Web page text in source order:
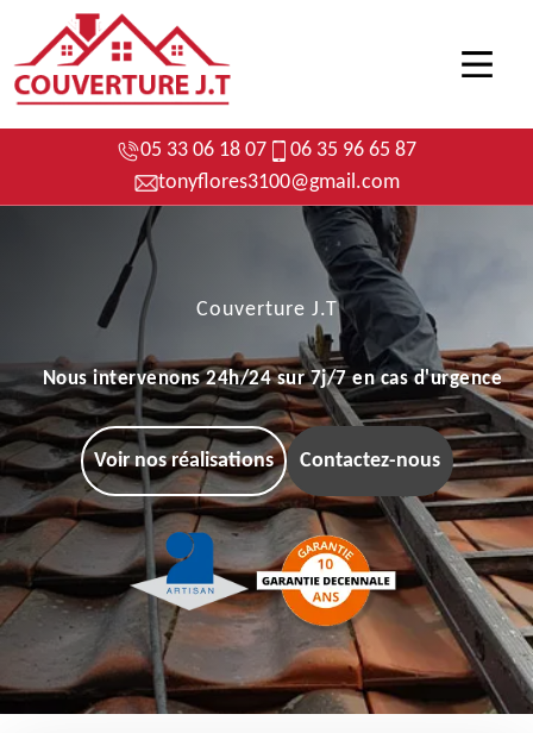
05 33 06 18 07
06 35 96 65 87
tonyflores3100@gmail.com
Couverture J.T
Nous intervenons 24h/24 sur 7j/7 en cas d'urgence
Voir nos réalisations Contactez-nous